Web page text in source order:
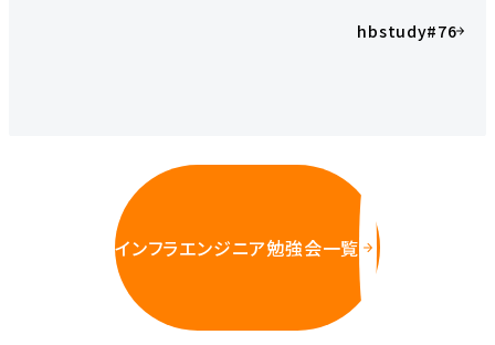
hbstudy#76
インフラエンジニア勉強会一覧